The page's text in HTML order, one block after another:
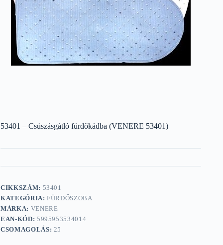
53401 – Csúszásgátló fürdőkádba (VENERE 53401)
CIKKSZÁM: 53401
KATEGÓRIA:FÜRDŐSZOBA
MÁRKA: VENERE
EAN-KÓD: 5995953534014
CSOMAGOLÁS: 25